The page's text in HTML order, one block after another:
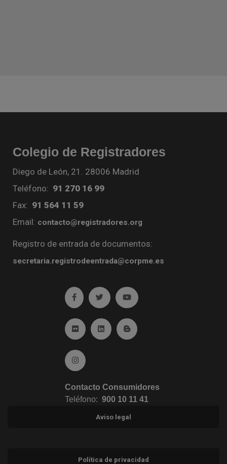
Colegio de Registradores
Diego de León, 21. 28006 Madrid
Teléfono: 91 270 16 99
Fax: 91 564 11 59
Email: contacto@registradores.org
Registro de entrada de documentos:
secretaria.registrodeentrada@corpme.es
Ir a facebook (abre en ventana nueva)
Ir a twitter (abre en ventana nueva)
Ir a YouTube (abre en
Ir a Flickr (abre en ventana nueva)
Ir a Linkedin (abre en ventana nueva)
Ir al Blog (abre en ventana
Ir a Instagram (abre en ventana nueva)
Contacto Consumidores
Teléfono: 900 10 11 41
Aviso legal
Política de privacidad